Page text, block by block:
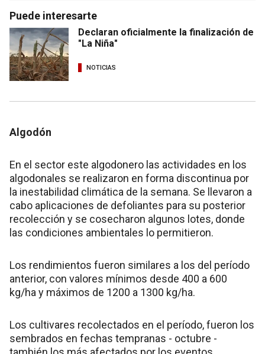
Puede interesarte
Declaran oficialmente la finalización de
"La Niña"
NOTICIAS
Algodón
En el sector este algodonero las actividades en los
algodonales se realizaron en forma discontinua por
la inestabilidad climática de la semana. Se llevaron a
cabo aplicaciones de defoliantes para su posterior
recolección y se cosecharon algunos lotes, donde
las condiciones ambientales lo permitieron.
Los rendimientos fueron similares a los del período
anterior, con valores mínimos desde 400 a 600
kg/ha y máximos de 1200 a 1300 kg/ha.
Los cultivares recolectados en el período, fueron los
sembrados en fechas tempranas - octubre -